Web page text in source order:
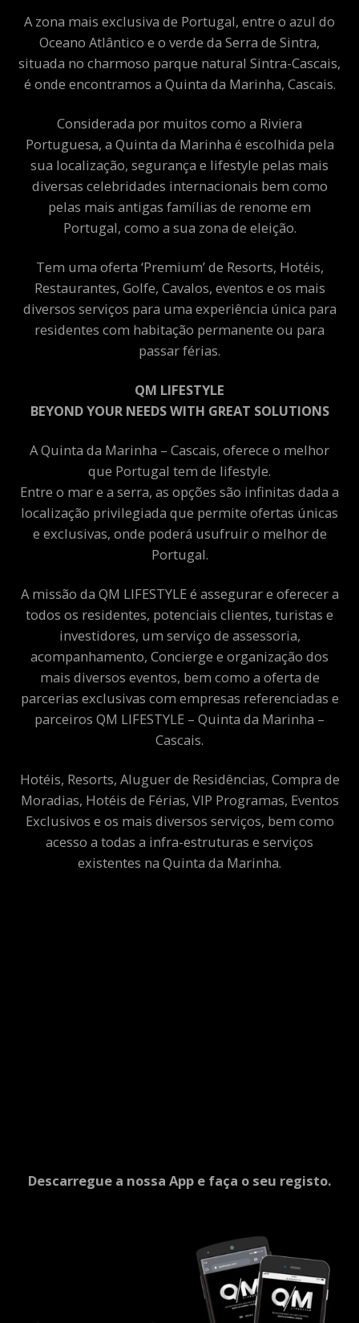
A zona mais exclusiva de Portugal, entre o azul do
Oceano Atlântico e o verde da Serra de Sintra,
situada no charmoso parque natural Sintra-Cascais,
é onde encontramos a Quinta da Marinha, Cascais.
Considerada por muitos como a Riviera
Portuguesa, a Quinta da Marinha é escolhida pela
sua localização, segurança e lifestyle pelas mais
diversas celebridades internacionais bem como
pelas mais antigas famílias de renome em
Portugal, como a sua zona de eleição.
Tem uma oferta ‘Premium’ de Resorts, Hotéis,
Restaurantes, Golfe, Cavalos, eventos e os mais
diversos serviços para uma experiência única para
residentes com habitação permanente ou para
passar férias.
QM LIFESTYLE
BEYOND YOUR NEEDS WITH GREAT SOLUTIONS
A Quinta da Marinha – Cascais, oferece o melhor
que Portugal tem de lifestyle.
Entre o mar e a serra, as opções são infinitas dada a
localização privilegiada que permite ofertas únicas
e exclusivas, onde poderá usufruir o melhor de
Portugal.
A missão da QM LIFESTYLE é assegurar e oferecer a
todos os residentes, potenciais clientes, turistas e
investidores, um serviço de assessoria,
acompanhamento, Concierge e organização dos
mais diversos eventos, bem como a oferta de
parcerias exclusivas com empresas referenciadas e
parceiros QM LIFESTYLE – Quinta da Marinha –
Cascais.
Hotéis, Resorts, Aluguer de Residências, Compra de
Moradias, Hotéis de Férias, VIP Programas, Eventos
Exclusivos e os mais diversos serviços, bem como
acesso a todas a infra-estruturas e serviços
existentes na Quinta da Marinha.
Descarregue a nossa App e faça o seu registo.